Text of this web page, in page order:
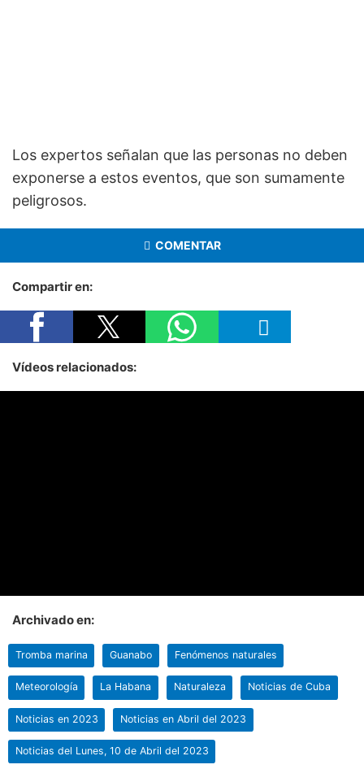
Los expertos señalan que las personas no deben
exponerse a estos eventos, que son sumamente
peligrosos.
COMENTAR
Compartir en:
Vídeos relacionados:
Archivado en:
Tromba marina Guanabo Fenómenos naturales
Meteorología La Habana Naturaleza Noticias de Cuba
Noticias en 2023 Noticias en Abril del 2023
Noticias del Lunes, 10 de Abril del 2023